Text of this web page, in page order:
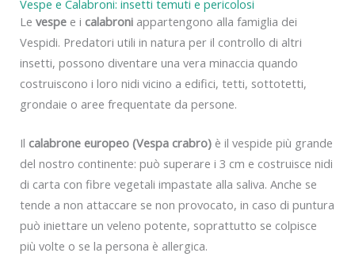
Vespe e Calabroni: insetti temuti e pericolosi
Le vespe e i calabroni appartengono alla famiglia dei
Vespidi. Predatori utili in natura per il controllo di altri
insetti, possono diventare una vera minaccia quando
costruiscono i loro nidi vicino a edifici, tetti, sottotetti,
grondaie o aree frequentate da persone.
Il calabrone europeo (Vespa crabro) è il vespide più grande
del nostro continente: può superare i 3 cm e costruisce nidi
di carta con fibre vegetali impastate alla saliva. Anche se
tende a non attaccare se non provocato, in caso di puntura
può iniettare un veleno potente, soprattutto se colpisce
più volte o se la persona è allergica.